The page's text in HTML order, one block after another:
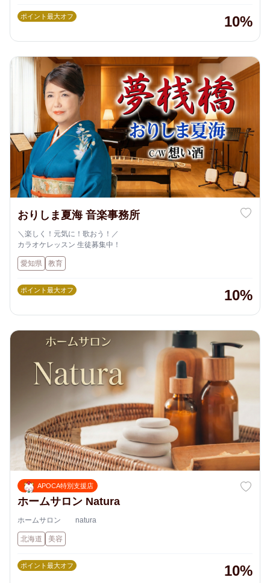
「創造力」「集中力」を育む学びの場です。
ポイント最大オフ 10%
おりしま夏海 音楽事務所
＼楽しく！元気に！歌おう！／
カラオケレッスン 生徒募集中！
愛知県 教育
ポイント最大オフ 10%
APOCA特別支援店
ホームサロン Natura
ホームサロン natura
北海道 美容
ポイント最大オフ 10%